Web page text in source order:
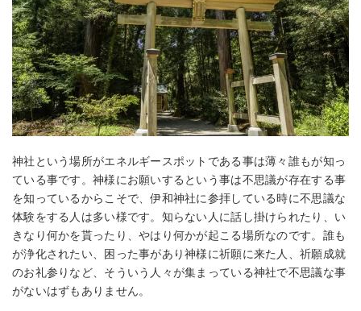
神社という場所がエネルギースポットである事は薄々誰もが知っ
ている事です。神様にお願いするという事は不思議が存在する事
を知っているからこそで、伊和神社に参拝している時に不思議な
体験をする人は多い様です。知らない人に話し掛けられたり、い
きなり何かを貰ったり、やはり何かが起こる場所なのです。誰も
が浄化されたい、困った事があり神様に祈願に来た人、祈願成就
のお礼参りなど、そういう人々が集まっている神社で不思議な事
がないはずもありません。